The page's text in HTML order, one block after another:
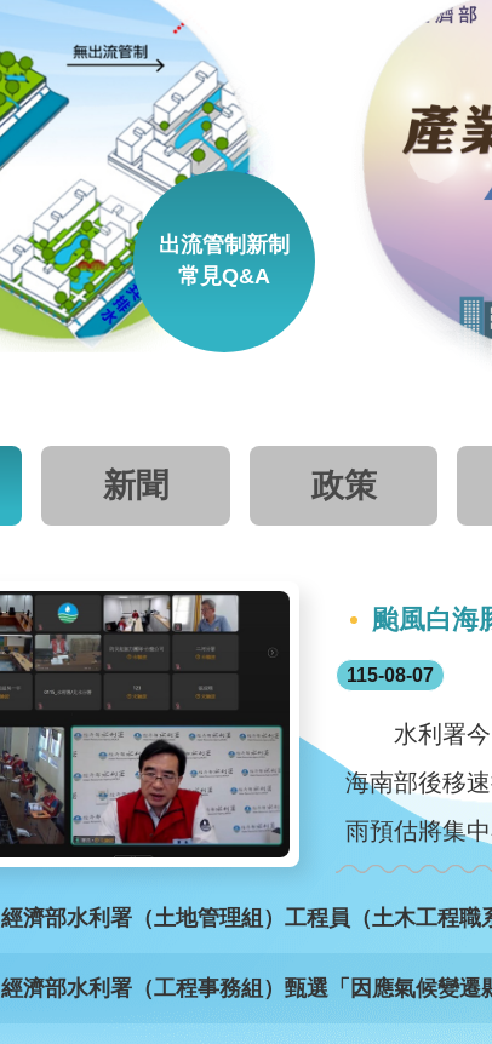
出流管制新制
常見Q&A
新聞 政策
颱風白海
115-08-07
水利署今
海南部後移
雨預估將集
經濟部水利署（土地管理組）工程員（土木工程職
經濟部水利署（工程事務組）甄選「因應氣候變